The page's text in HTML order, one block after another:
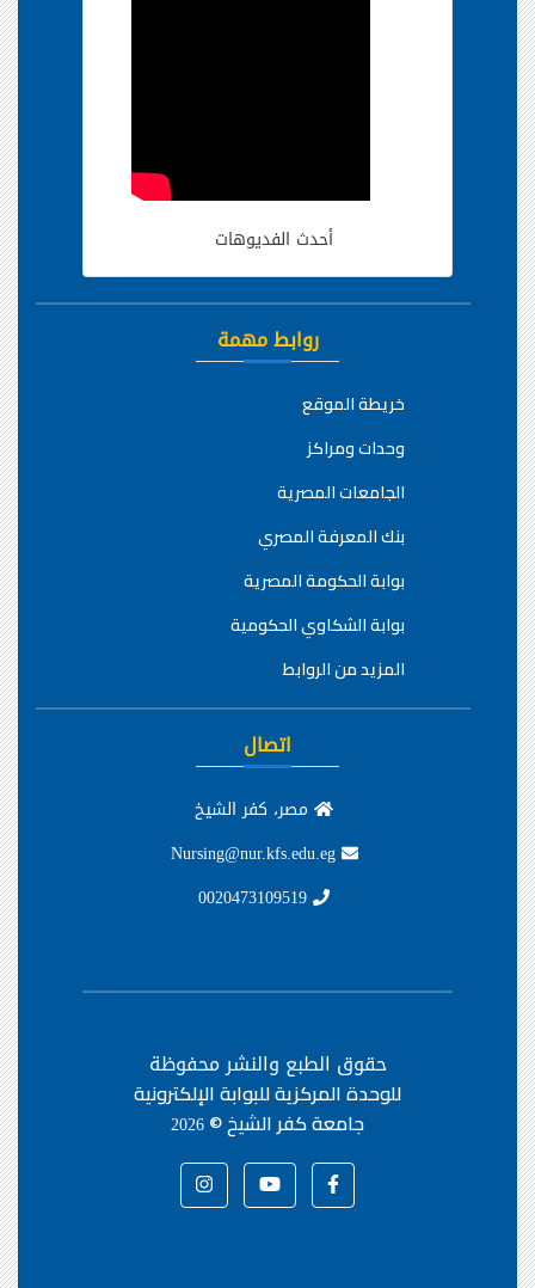
أحدث الفديوهات
روابط مهمة
خريطة الموقع
وحدات ومراكز
الجامعات المصرية
بنك المعرفة المصري
بوابة الحكومة المصرية
بوابة الشكاوي الحكومية
المزيد من الروابط
اتصال
مصر، كفر الشيخ
Nursing@nur.kfs.edu.eg
حقوق الطبع والنشر محفوظة
للوحدة المركزية للبوابة الإلكترونية
جامعة كفر الشيخ ©2026